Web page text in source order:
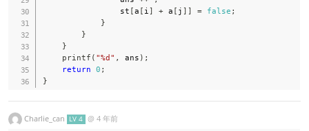
                st
[a [ i] + a [ j ] ] = false ;
}
}
}
printf ( "%d" , ans ) ;
return 0 ;
}
Charlie_can LV 4 @ 4 年前